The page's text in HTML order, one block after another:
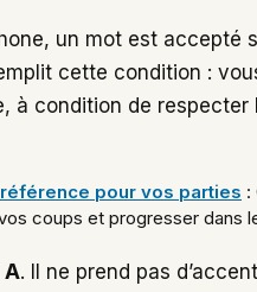
un mot est accepté
cette condition :
à condition de respecter
pour vos parties :
coups et progresser dans
A. Il ne prend pas